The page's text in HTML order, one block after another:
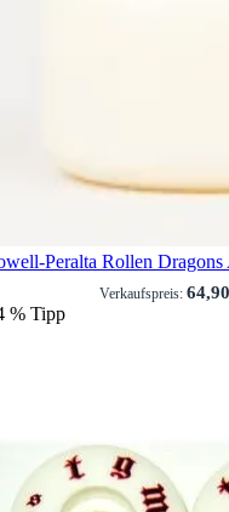
Peralta Rollen
Verkaufspreis:
% Tipp